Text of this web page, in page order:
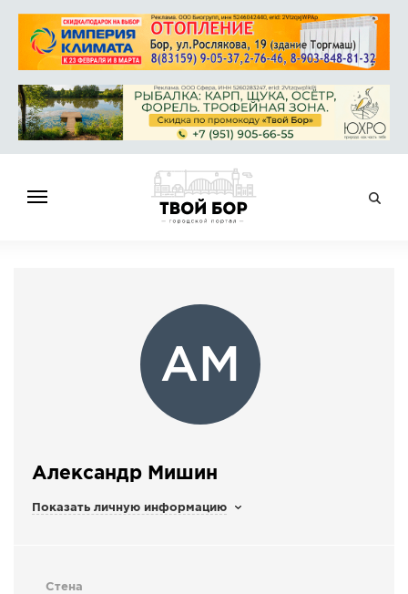
СПРАВОЧНИК
ОБЪЯВЛЕНИЯ
СТАТЬИ
АМ
Александр Мишин
Показать личную информацию
Стена